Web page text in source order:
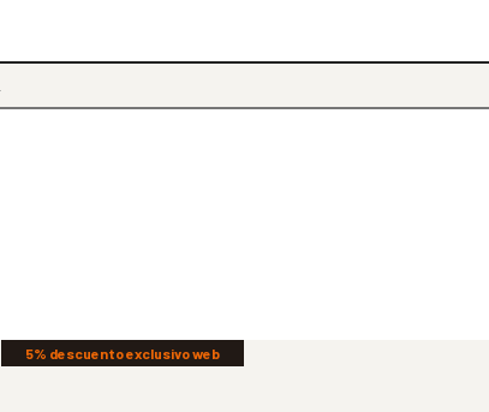
5% descuento exclusivo web